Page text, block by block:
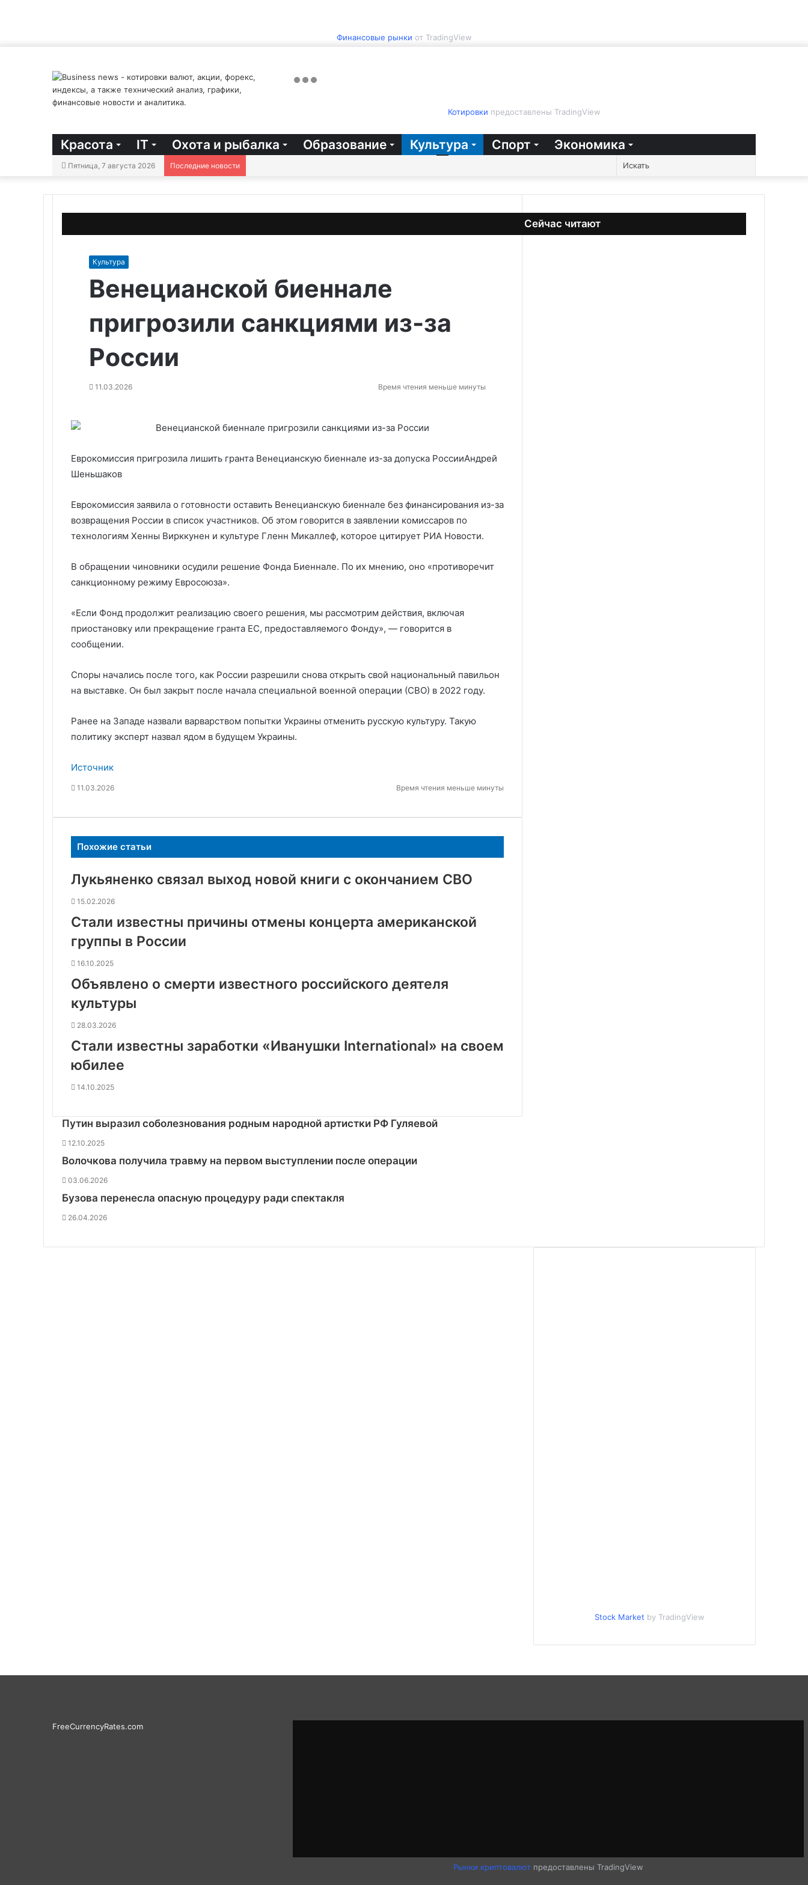
Финансовые рынки от TradingView
Котировки предоставлены TradingView
Красота IT Охота и рыбалка Образование Культура Спорт Экономика
Пятница, 7 августа 2026 Последние новости
Switch
Культура
Венецианской биеннале
пригрозили санкциями из-за
России
11.03.2026 Время чтения меньше минуты
Еврокомиссия пригрозила лишить гранта Венецианскую биеннале из-за допуска РоссииАндрей
Шеньшаков
Еврокомиссия заявила о готовности оставить Венецианскую биеннале без финансирования из-за
возвращения России в список участников. Об этом говорится в заявлении комиссаров по
технологиям Хенны Вирккунен и культуре Гленн Микаллеф, которое цитирует РИА Новости.
В обращении чиновники осудили решение Фонда Биеннале. По их мнению, оно «противоречит
санкционному режиму Евросоюза».
«Если Фонд продолжит реализацию своего решения, мы рассмотрим действия, включая
приостановку или прекращение гранта ЕС, предоставляемого Фонду», — говорится в
сообщении.
Споры начались после того, как России разрешили снова открыть свой национальный павильон
на выставке. Он был закрыт после начала специальной военной операции (СВО) в 2022 году.
Ранее на Западе назвали варварством попытки Украины отменить русскую культуру. Такую
политику эксперт назвал ядом в будущем Украины.
Источник
11.03.2026 Время чтения меньше минуты
Похожие статьи
Лукьяненко связал выход новой книги с окончанием СВО
15.02.2026
Стали известны причины отмены концерта американской
группы в России
16.10.2025
Объявлено о смерти известного российского деятеля
культуры
28.03.2026
Стали известны заработки «Иванушки International» на своем
юбилее
14.10.2025
Сейчас читают
Закрыть
Путин выразил соболезнования родным народной артистки РФ Гуляевой
12.10.2025
Волочкова получила травму на первом выступлении после операции
03.06.2026
Бузова перенесла опасную процедуру ради спектакля
26.04.2026
Stock Market by TradingView
FreeCurrencyRates.com
Рынки криптовалютпредоставлены TradingView